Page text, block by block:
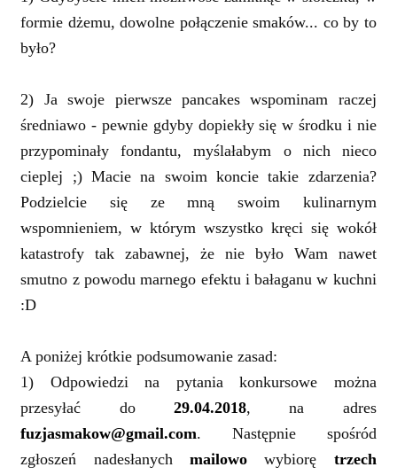
formie dżemu, dowolne połączenie smaków... co by to
było?
2) Ja swoje pierwsze pancakes wspominam raczej
średniawo - pewnie gdyby dopiekły się w środku i nie
przypominały fondantu, myślałabym o nich nieco
cieplej ;) Macie na swoim koncie takie zdarzenia?
Podzielcie się ze mną swoim kulinarnym
wspomnieniem, w którym wszystko kręci się wokół
katastrofy tak zabawnej, że nie było Wam nawet
smutno z powodu marnego efektu i bałaganu w kuchni
:D
A poniżej krótkie podsumowanie zasad:
1) Odpowiedzi na pytania konkursowe można
przesyłać do 29.04.2018, na adres
fuzjasmakow@gmail.com. Następnie
spośród
zgłoszeń nadesłanych mailowowybiorę trzech